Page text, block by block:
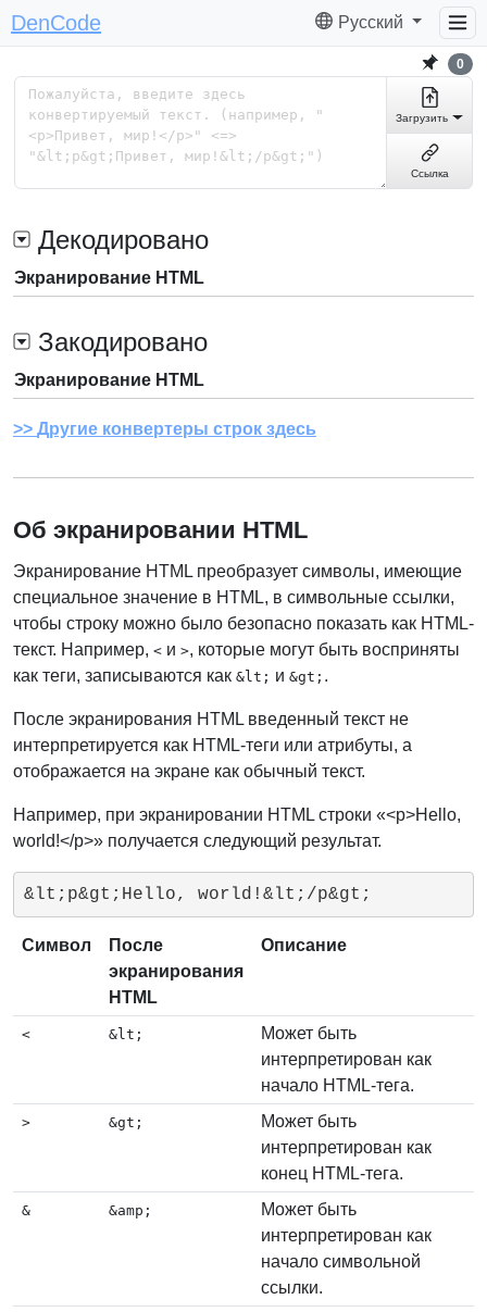
DenCode Русский
0
Загрузить
Ссылка
Декодировано
Экранирование HTML
Закодировано
Экранирование HTML
Другие конвертеры строк здесь
Об экранировании HTML
Экранирование HTML преобразует символы, имеющие
специальное значение в HTML, в символьные ссылки,
чтобы строку можно было безопасно показать как HTML-
текст. Например, < и >, которые могут быть восприняты
как теги, записываются как &lt; и &gt; .
После экранирования HTML введенный текст не
интерпретируется как HTML-теги или атрибуты, а
отображается на экране как обычный текст.
Например, при экранировании HTML строки «<p>Hello,
world!</p>» получается следующий результат.
&lt;p&gt;Hello, world!&lt;/p&gt;
Символ
После
экранирования
HTML
Описание
< &lt;
Может быть
интерпретирован как
начало HTML-тега.
> &gt;
Может быть
интерпретирован как
конец HTML-тега.
& &amp;
Может быть
интерпретирован как
начало символьной
ссылки.